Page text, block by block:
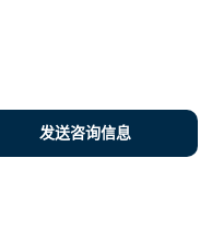
发送咨询信息